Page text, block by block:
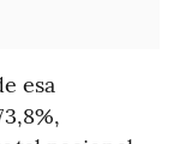
esa